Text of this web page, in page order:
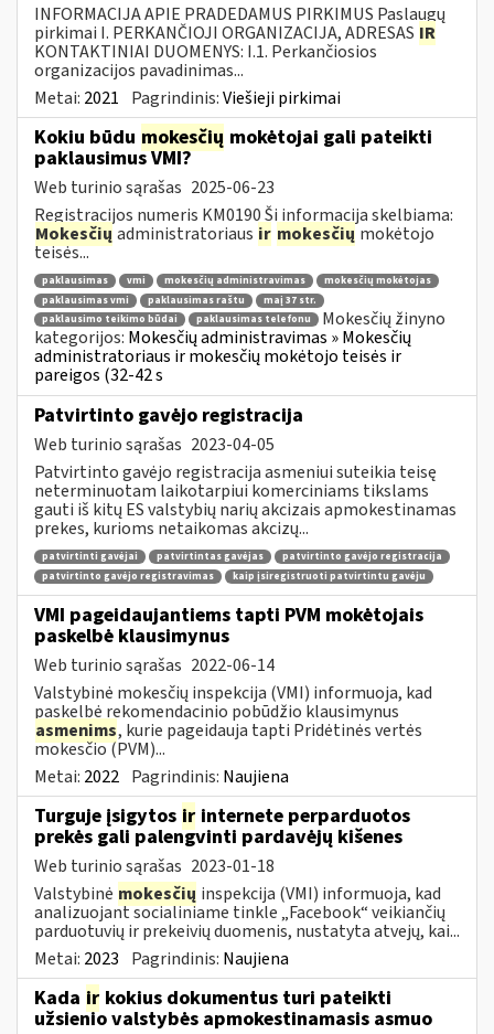
INFORMACIJA APIE PRADEDAMUS PIRKIMUS Paslaugų
pirkimai I. PERKANČIOJI ORGANIZACIJA, ADRESAS IR
KONTAKTINIAI DUOMENYS: I.1. Perkančiosios
organizacijos pavadinimas...
Metai: 2021 Pagrindinis:Viešieji pirkimai
Kokiu būdu mokesčių mokėtojai gali pateikti
paklausimus VMI?
Web turinio sąrašas 2025-06-23
Registracijos numeris KM0190 Ši informacija skelbiama:
Mokesčių administratoriaus ir mokesčių mokėtojo
teisės...
paklausimas vmi mokesčių administravimas
mokesčių mokėtojas
paklausimas vmi
paklausimas raštu
maį 37 str.
paklausimo teikimo būdai
paklausimas telefonu
Mokesčių žinyno
kategorijos: Mokesčių administravimas » Mokesčių
administratoriaus ir mokesčių mokėtojo teisės ir
pareigos (32-42 s
Patvirtinto gavėjo registracija
Web turinio sąrašas 2023-04-05
Patvirtinto gavėjo registracija asmeniui suteikia teisę
neterminuotam laikotarpiui komerciniams tikslams
gauti iš kitų ES valstybių narių akcizais apmokestinamas
prekes, kurioms netaikomas akcizų...
patvirtinti gavėjai patvirtintas gavėjas
patvirtinto gavėjo registracija
patvirtinto gavėjo registravimas
kaip įsiregistruoti patvirtintu gavėju
VMI pageidaujantiems tapti PVM mokėtojais
paskelbė klausimynus
Web turinio sąrašas 2022-06-14
Valstybinė mokesčių inspekcija (VMI) informuoja, kad
paskelbė rekomendacinio pobūdžio klausimynus
asmenims, kurie pageidauja tapti Pridėtinės vertės
mokesčio (PVM)...
Metai: 2022 Pagrindinis: Naujiena
Turguje įsigytos ir internete perparduotos
prekės gali palengvinti pardavėjų kišenes
Web turinio sąrašas 2023-01-18
Valstybinė mokesčių inspekcija (VMI) informuoja, kad
analizuojant socialiniame tinkle „Facebook“ veikiančių
parduotuvių ir prekeivių duomenis, nustatyta atvejų, kai...
Metai: 2023 Pagrindinis: Naujiena
Kada ir kokius dokumentus turi pateikti
užsienio valstybės apmokestinamasis asmuo